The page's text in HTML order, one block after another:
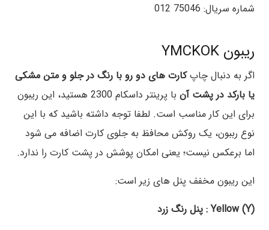
شماره سریال: 75046 012
ریبون YMCKOK
اگر به دنبال چاپکارت های دو رو با رنگ در جلو و متن مشکی
یا بارکد در پشت آن
با پرینتر داسکام 2300 هستید، این ریبون
برای این کار مناسب است. لطفا توجه داشته باشید که با این
نوع رببون، یک روکش محافظ به جلوی کارت اضافه می شود
اما برعکس نیست؛ یعنی امکان پوشش در پشت کارت را ندارد.
این ریبون مخفف پنل های زیر است:
Yellow (Y) : پنل رنگ زرد